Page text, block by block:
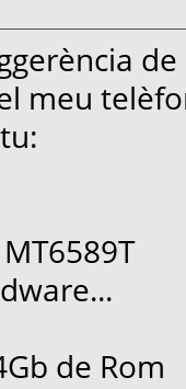
meu
de Rom